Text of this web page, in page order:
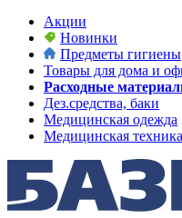
Акции
Новинки
Предметы гигиены
Товары для дома и
Расходные
Дез.средства, баки
Медицинская одежда
Медицинская техника